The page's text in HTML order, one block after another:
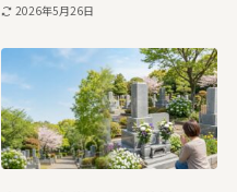
2026年5月26日